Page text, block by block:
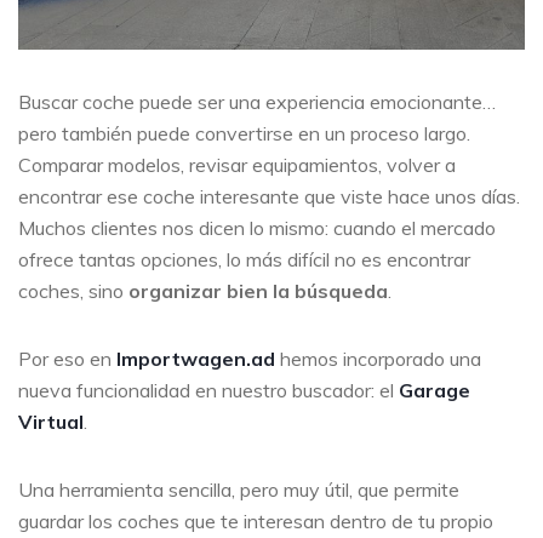
Buscar coche puede ser una experiencia emocionante…
pero también puede convertirse en un proceso largo.
Comparar modelos, revisar equipamientos, volver a
encontrar ese coche interesante que viste hace unos días.
Muchos clientes nos dicen lo mismo: cuando el mercado
ofrece tantas opciones, lo más difícil no es encontrar
coches, sino organizar bien la búsqueda
Por eso en Importwagen.ad hemos incorporado una
nueva funcionalidad en nuestro buscador: el Garage
Virtual
Una herramienta sencilla, pero muy útil, que permite
guardar los coches que te interesan dentro de tu propio